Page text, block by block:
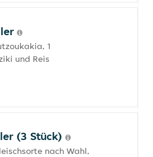
1
und Reis
(3 Stück)
nach Wahl,